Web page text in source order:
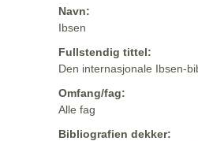
Navn:
Ibsen
Fullstendig tittel:
Den internasjonale Ibsen-
Omfang/fag:
Alle fag
Bibliografien dekker: